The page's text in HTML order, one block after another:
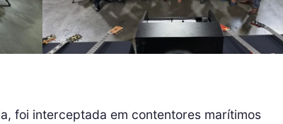
foi interceptada em contentores marítimos